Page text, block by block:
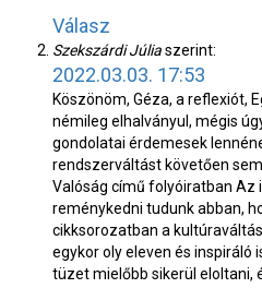
Válasz
Szekszárdi Júliaszerint:
2022.03.03. 17:53
Köszönöm, Géza, a reflexiót,
némileg elhalványul, mégis
gondolatai érdemesek
rendszerváltást követően
Valóság című folyóiratban Az
reménykedni tudunk abban,
cikksorozatban a
egykor oly eleven és inspiráló
tüzet mielőbb sikerül eloltani,